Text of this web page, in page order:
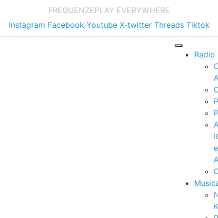
FREQUENZEPLAY EVERYWHERE
Instagram Facebook Youtube X-twitter Threads Tiktok
Radio
e